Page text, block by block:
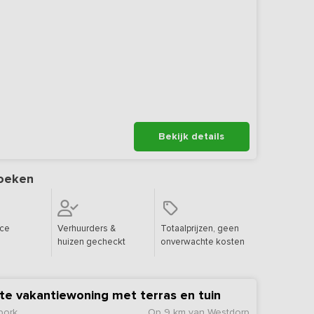
Bekijk details
Verhuurders &
huizen gecheckt
Totaalprijzen, geen
onverwachte kosten
vakantiewoning met terras en tuin